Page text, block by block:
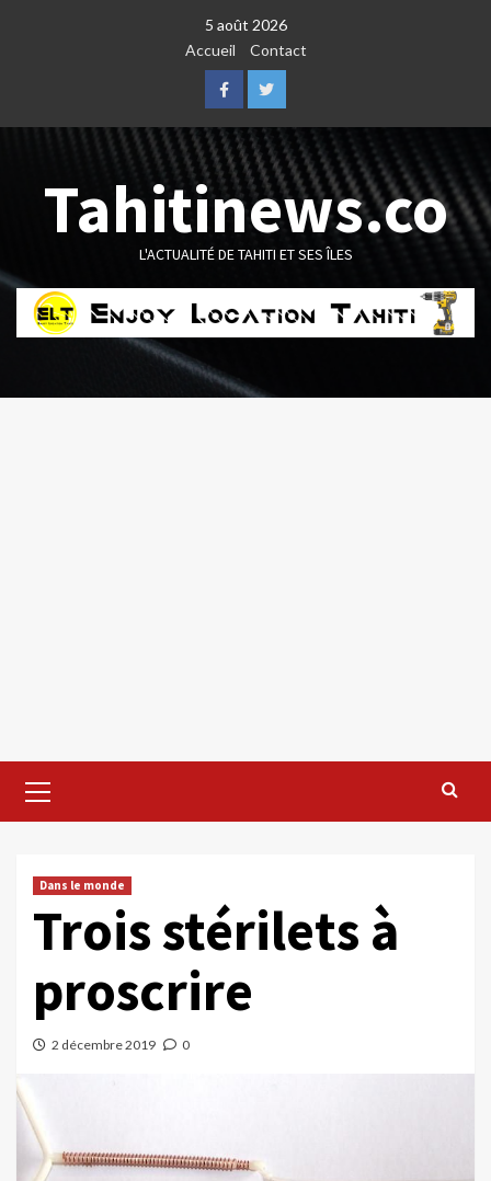
5 août 2026
Accueil
Contact
FacebookTwitter
Tahitinews.co
L'ACTUALITÉ DE TAHITI ET SES ÎLES
Menu
Dans le monde
Trois stérilets à
proscrire
2 décembre 2019 0